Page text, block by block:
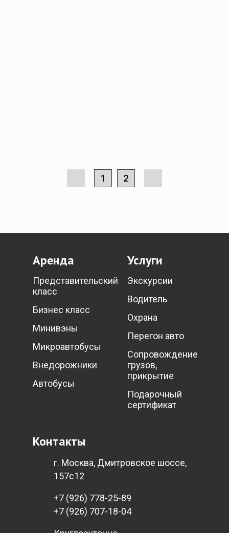
1 2
Аренда
Представительский
класс
Бизнес класс
Минивэны
Микроавтобусы
Внедорожники
Автобусы
Услуги
Экскурсии
Водитель
Охрана
Перегон авто
Сопровождение
грузов,
прикрытие
Подарочный
сертификат
Контакты
г. Москва, Дмитровское шоссе,
157c12
+7 (926) 778-25-89
+7 (926) 707-18-04